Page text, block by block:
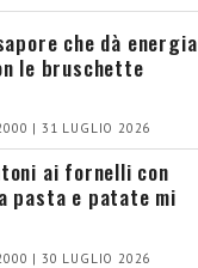
che dà energia
le bruschette
| 31 LUGLIO 2026
ai fornelli con
pasta e patate mi
| 30 LUGLIO 2026